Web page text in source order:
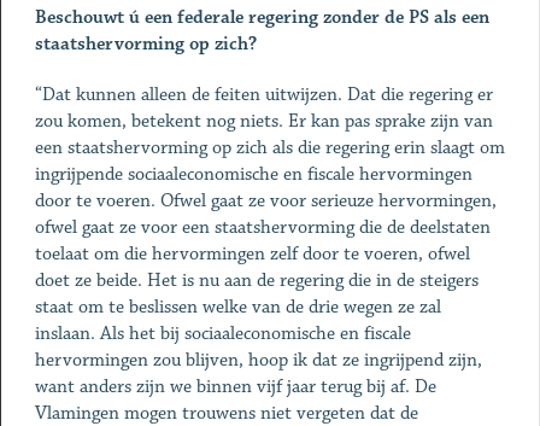
Beschouwt ú een federale regering zonder de PS als een
staatshervorming op zich?
“Dat kunnen alleen de feiten uitwijzen. Dat die regering er
zou komen, betekent nog niets. Er kan pas sprake zijn van
een staatshervorming op zich als die regering erin slaagt om
ingrijpende sociaaleconomische en fiscale hervormingen
door te voeren. Ofwel gaat ze voor serieuze hervormingen,
ofwel gaat ze voor een staatshervorming die de deelstaten
toelaat om die hervormingen zelf door te voeren, ofwel
doet ze beide. Het is nu aan de regering die in de steigers
staat om te beslissen welke van de drie wegen ze zal
inslaan. Als het bij sociaaleconomische en fiscale
hervormingen zou blijven, hoop ik dat ze ingrijpend zijn,
want anders zijn we binnen vijf jaar terug bij af. De
Vlamingen mogen trouwens niet vergeten dat de